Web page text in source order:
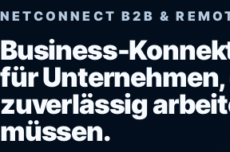
NETCONNECT B2B &
Business-
für Unternehmen,
zuverlässig
müssen.